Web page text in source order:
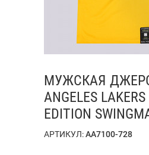
МУЖСКАЯ
ANGELES LAKERS
EDITION
АРТИКУЛ:AA7100-728